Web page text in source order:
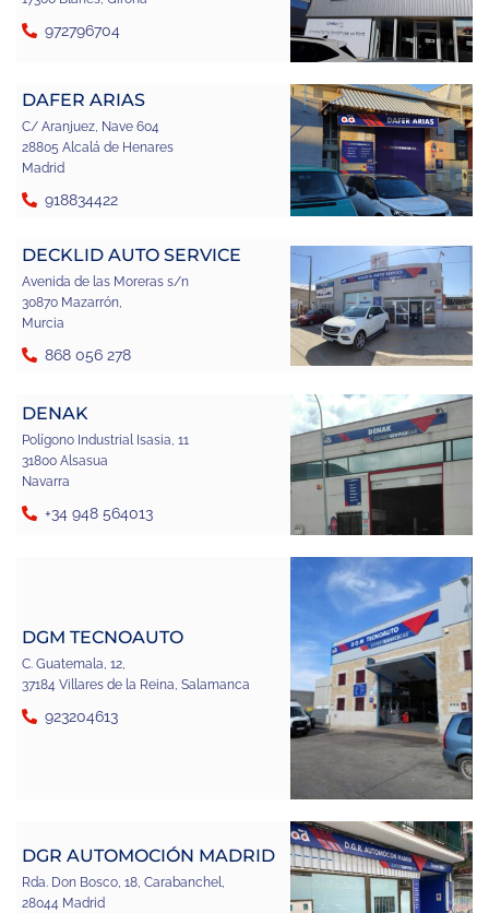
972796704
DAFER ARIAS
C/ Aranjuez, Nave 604
28805 Alcalá de Henares
Madrid
918834422
DECKLID AUTO SERVICE
Avenida de las Moreras s/n
30870 Mazarrón,
Murcia
868 056 278
DENAK
Polígono Industrial Isasia, 11
31800 Alsasua
Navarra
+34 948 564013
DGM TECNOAUTO
C. Guatemala, 12,
37184 Villares de la Reina, Salamanca
923204613
DGR AUTOMOCIÓN MADRID
Rda. Don Bosco, 18, Carabanchel,
28044 Madrid